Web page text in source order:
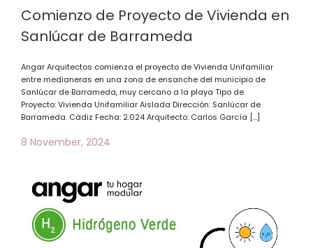
Comienzo de Proyecto de Vivienda en
Sanlúcar de Barrameda
Angar Arquitectos comienza el proyecto de Vivienda Unifamiliar
entre medianeras en una zona de ensanche del municipio de
Sanlúcar de Barrameda, muy cercano a la playa Tipo de
Proyecto: Vivienda Unifamiliar Aislada Dirección: Sanlúcar de
Barrameda. Cádiz Fecha: 2.024 Arquitecto: Carlos García […]
8 November, 2024